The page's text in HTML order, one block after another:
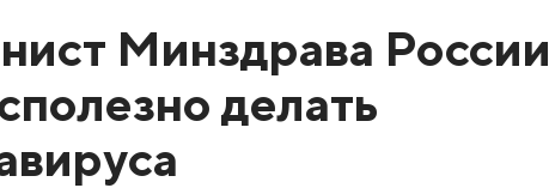
Минздрава России
делать